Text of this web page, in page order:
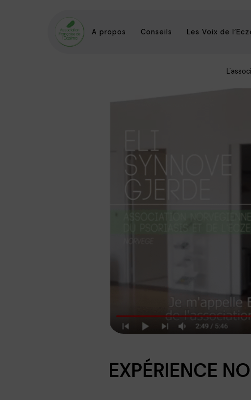
A propos Conseils Les Voix de
EXPÉRIENCE